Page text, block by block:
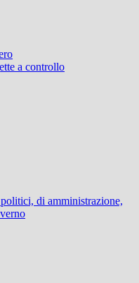
a controllo
di amministrazione,